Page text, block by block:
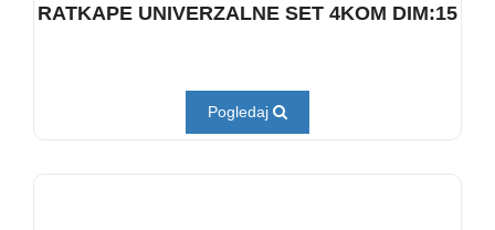
RATKAPE UNIVERZALNE SET 4KOM DIM:15
Pogledaj